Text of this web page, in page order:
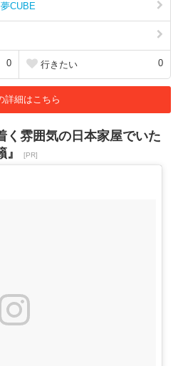
CUBE
0 行きたい 0
詳細はこちら
く雰囲気の日本家屋でいた
』
[PR]